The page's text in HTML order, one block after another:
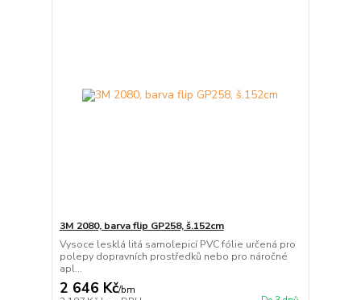
3M 2080, barva flip GP258, š.152cm
Vysoce lesklá litá samolepicí PVC fólie určená pro
polepy dopravních prostředků nebo pro náročné
apl...
2 646 Kč/bm